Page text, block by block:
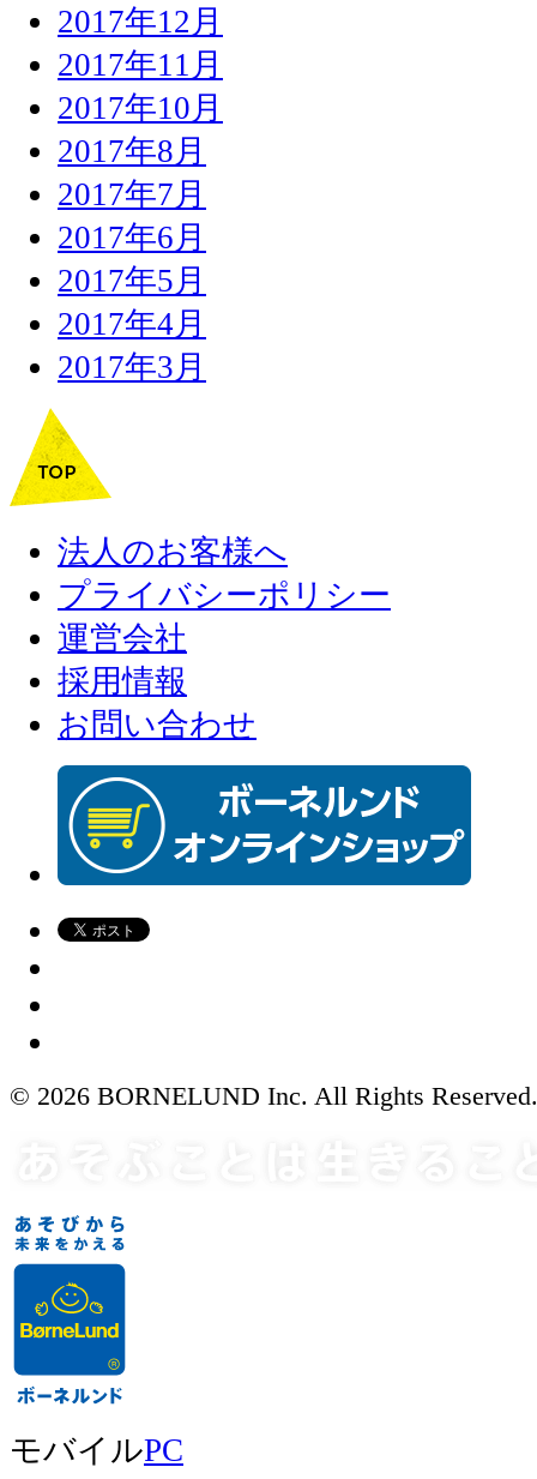
2017年12月
2017年11月
2017年10月
2017年8月
2017年7月
2017年6月
2017年5月
2017年4月
2017年3月
法人のお客様へ
プライバシーポリシー
運営会社
採用情報
お問い合わせ
© 2026 BORNELUND Inc. All Rights Reserved.
モバイルPC